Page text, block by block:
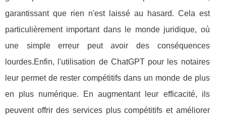
garantissant que rien n'est laissé au hasard. Cela est
particulièrement important dans le monde juridique, où
une simple erreur peut avoir des conséquences
lourdes.Enfin, l'utilisation de ChatGPT pour les notaires
leur permet de rester compétitifs dans un monde de plus
en plus numérique. En augmentant leur efficacité, ils
peuvent offrir des services plus compétitifs et améliorer